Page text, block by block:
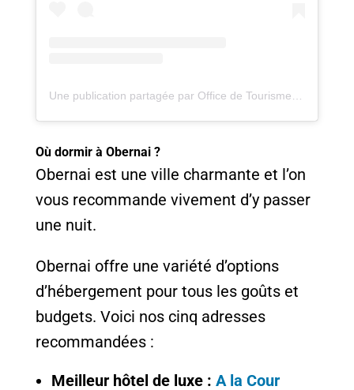
Où dormir à Obernai ?
Obernai est une ville charmante et l’on
vous recommande vivement d’y passer
une nuit.
Obernai offre une variété d’options
d’hébergement pour tous les goûts et
budgets. Voici nos cinq adresses
recommandées :
Meilleur hôtel de luxe : A la Cour